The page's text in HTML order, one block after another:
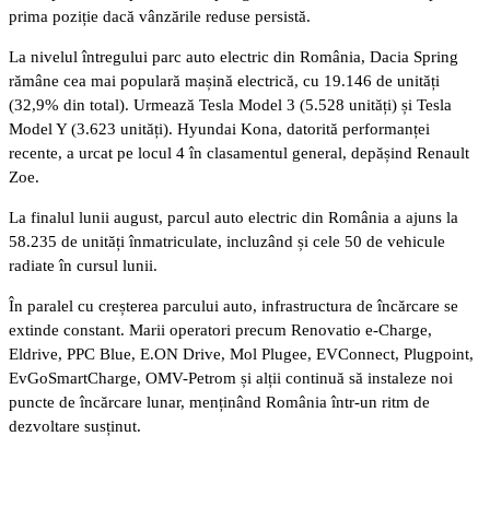
prima poziție dacă vânzările reduse persistă.
La nivelul întregului parc auto electric din România, Dacia Spring
rămâne cea mai populară mașină electrică, cu 19.146 de unități
(32,9% din total). Urmează Tesla Model 3 (5.528 unități) și Tesla
Model Y (3.623 unități). Hyundai Kona, datorită performanței
recente, a urcat pe locul 4 în clasamentul general, depășind Renault
Zoe.
La finalul lunii august, parcul auto electric din România a ajuns la
58.235 de unități înmatriculate, incluzând și cele 50 de vehicule
radiate în cursul lunii.
În paralel cu creșterea parcului auto, infrastructura de încărcare se
extinde constant. Marii operatori precum Renovatio e-Charge,
Eldrive, PPC Blue, E.ON Drive, Mol Plugee, EVConnect, Plugpoint,
EvGoSmartCharge, OMV-Petrom și alții continuă să instaleze noi
puncte de încărcare lunar, menținând România într-un ritm de
dezvoltare susținut.